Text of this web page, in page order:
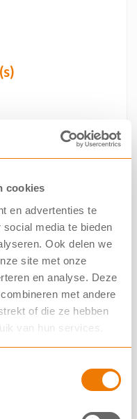
cookies
en advertenties te
media te bieden
Ook delen we
site met onze
en analyse. Deze
met andere
of die ze hebben
van hun services.